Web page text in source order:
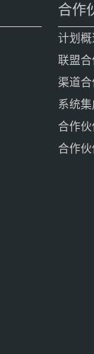
合作
计划概
联盟
渠道
系统
合作
合作